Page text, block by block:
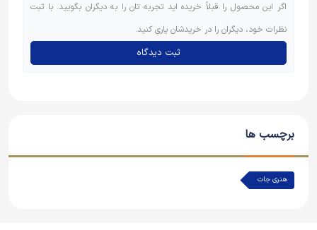
اگر این محصول را قبلاً خریده اید تجربه تان را به دیگران بگویید. با ثبت
نظرات خود، دیگران را در خریدشان یاری کنید.
ثبت دیدگاه
برچسب ها
هنری جات